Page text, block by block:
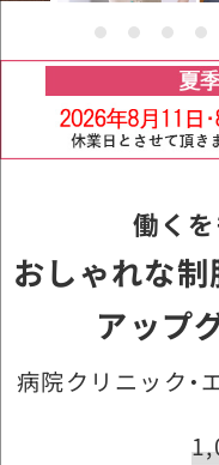
働くを
おしゃれな制
アップ
病院クリニック・